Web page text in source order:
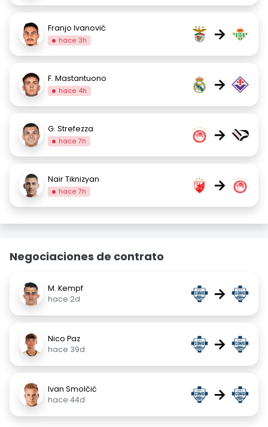
Franjo Ivanović
hace 3h →
F. Mastantuono
hace 4h →
G. Strefezza
hace 7h →
Nair Tiknizyan
hace 7h →
Negociaciones de contrato
M. Kempf
hace 2d
→
Nico Paz
hace 39d
→
Ivan Smolčić
hace 44d
→